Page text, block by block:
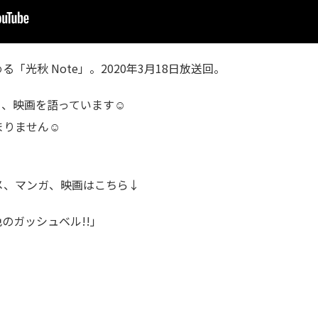
「光秋 Note」。2020年3月18日放送回。
映画を語っています☺
りません☺
マンガ、映画はこちら↓
ガッシュベル!!」